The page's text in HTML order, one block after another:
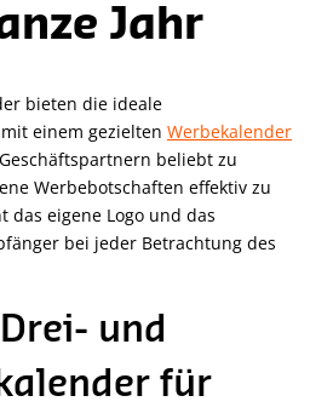
Jahr
bieten die ideale
einem gezielten Werbekalender
beliebt zu
Werbebotschaften effektiv zu
das eigene Logo und das
bei jeder Betrachtung des
und
für